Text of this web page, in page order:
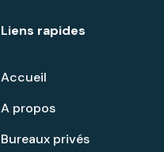
Liens rapides
Accueil
A propos
Bureaux privés